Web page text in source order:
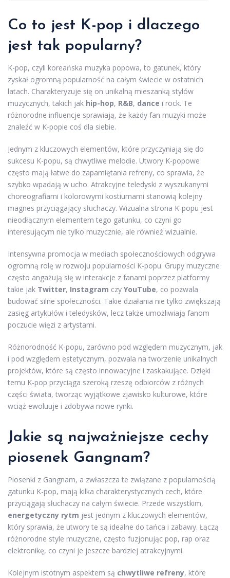
Co to jest K-pop i dlaczego
jest tak popularny?
K-pop, czyli koreańska muzyka popowa, to gatunek, który
zyskał ogromną popularność na całym świecie w ostatnich
latach. Charakteryzuje się on unikalną mieszanką stylów
muzycznych, takich jak hip-hop, R&B, dance i rock. Te
różnorodne influencje sprawiają, że każdy fan muzyki może
znaleźć w K-popie coś dla siebie.
Jednym z kluczowych elementów, które przyczyniają się do
sukcesu K-popu, są chwytliwe melodie. Utwory K-popowe
często mają łatwe do zapamiętania refreny, co sprawia, że
szybko wpadają w ucho. Atrakcyjne teledyski z wyszukanymi
choreografiami i kolorowymi kostiumami stanowią kolejny
magnes przyciągający słuchaczy. Wizualna strona K-popu jest
nieodłącznym elementem tego gatunku, co czyni go
interesującym nie tylko muzycznie, ale również wizualnie.
Intensywna promocja w mediach społecznościowych odgrywa
ogromną rolę w rozwoju popularności K-popu. Grupy muzyczne
często angażują się w interakcje z fanami poprzez platformy
takie jak Twitter, Instagram czy YouTube, co pozwala
budować silne społeczności. Takie działania nie tylko zwiększają
zasięg artykułów i teledysków, lecz także umożliwiają fanom
poczucie więzi z artystami.
Różnorodność K-popu, zarówno pod względem muzycznym, jak
i pod względem estetycznym, pozwala na tworzenie unikalnych
projektów, które są często innowacyjne i zaskakujące. Dzięki
temu K-pop przyciąga szeroką rzeszę odbiorców z różnych
części świata, tworząc wyjątkowe zjawisko kulturowe, które
wciąż ewoluuje i zdobywa nowe rynki.
Jakie są najważniejsze cechy
piosenek Gangnam?
Piosenki z Gangnam, a zwłaszcza te związane z popularnością
gatunku K-pop, mają kilka charakterystycznych cech, które
przyciągają słuchaczy na całym świecie. Przede wszystkim,
energetyczny rytm jest jednym z kluczowych elementów,
który sprawia, że utwory te są idealne do tańca i zabawy. Łączą
różnorodne style muzyczne, często fuzjonując pop, rap oraz
elektronikę, co czyni je jeszcze bardziej atrakcyjnymi.
Kolejnym istotnym aspektem są chwytliwe refreny, które